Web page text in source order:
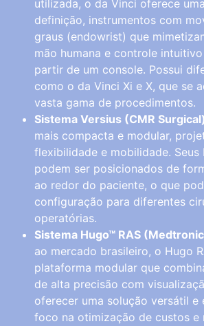
utilizada, o da Vinci oferece
definição, instrumentos com
graus (endowrist) que
mão humana e controle
partir de um console. Possui
como o da Vinci Xi e X, que se
vasta gama de procedimentos.
Sistema Versius (CMR
mais compacta e modular,
flexibilidade e mobilidade.
podem ser posicionados de
ao redor do paciente, o que
configuração para diferentes
operatórias.
Sistema Hugo™ RAS
ao mercado brasileiro, o Hugo
plataforma modular que
de alta precisão com
oferecer uma solução versátil e
foco na otimização de custos e